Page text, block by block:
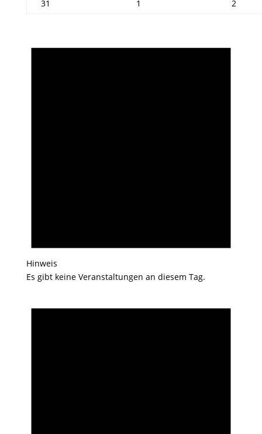
31
1
2
Hinweis
Es gibt keine Veranstaltungen an diesem Tag.